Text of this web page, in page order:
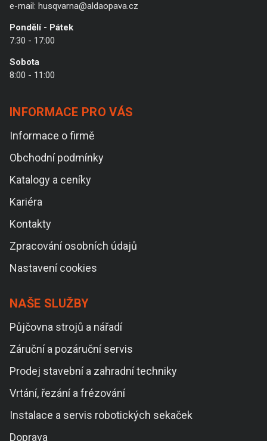
e-mail: husqvarna@aldaopava.cz
Pondělí - Pátek
7:30 - 17:00
Sobota
8:00 - 11:00
INFORMACE PRO VÁS
Informace o firmě
Obchodní podmínky
Katalogy a ceníky
Kariéra
Kontakty
Zpracování osobních údajů
Nastavení cookies
NAŠE SLUŽBY
Půjčovna strojů a nářadí
Záruční a pozáruční servis
Prodej stavební a zahradní techniky
Vrtání, řezání a frézování
Instalace a servis robotických sekaček
Doprava